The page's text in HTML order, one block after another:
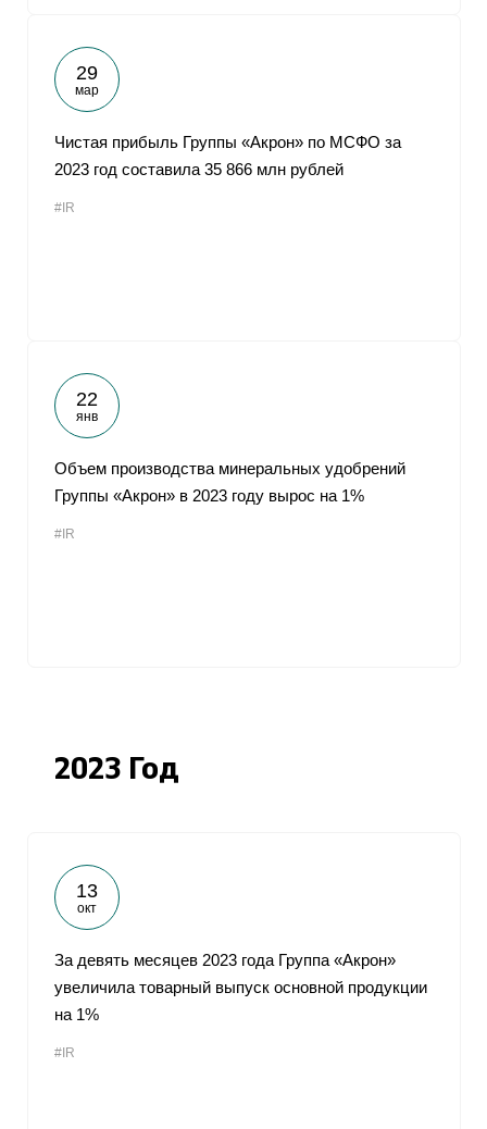
29
мар
Чистая прибыль Группы «Акрон» по МСФО за
2023 год составила 35 866 млн рублей
#IR
22
янв
Объем производства минеральных удобрений
Группы «Акрон» в 2023 году вырос на 1%
#IR
2023 Год
13
окт
За девять месяцев 2023 года Группа «Акрон»
увеличила товарный выпуск основной продукции
на 1%
#IR